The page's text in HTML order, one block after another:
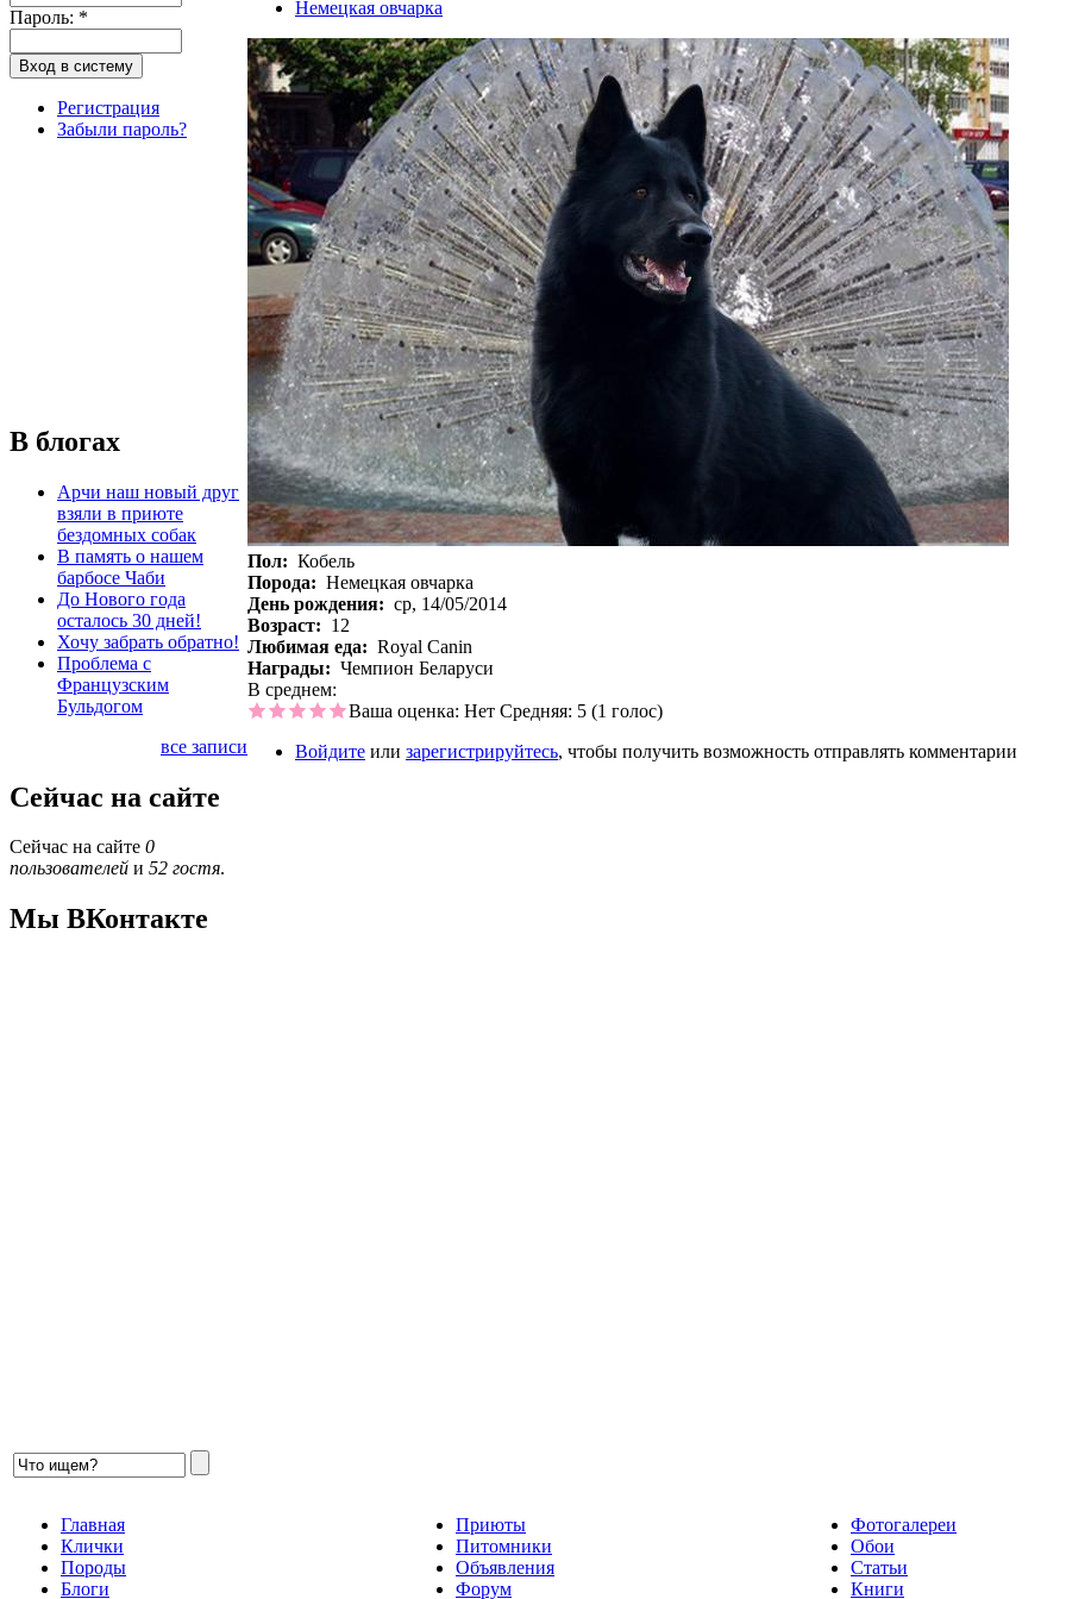
Пароль: *
Регистрация
Забыли пароль?
В блогах
Арчи наш новый друг
взяли в приюте
бездомных собак
В память о нашем
барбосе Чаби
До Нового года
осталось 30 дней!
Хочу забрать обратно!
Проблема с
Французским
Бульдогом
все записи
Сейчас на сайте
Сейчас на сайте 0
пользователей и 52 гостя.
Мы ВКонтакте
Немецкая овчарка
Пол: Кобель
Порода: Немецкая овчарка
День рождения: ср, 14/05/2014
Возраст: 12
Любимая еда: Royal Canin
Награды: Чемпион Беларуси
В среднем:
Ваша оценка: Нет Средняя: 5 (1 голос)
Войдите или зарегистрируйтесь, чтобы получить возможность отправлять комментарии
Главная
Клички
Породы
Блоги
Приюты
Питомники
Объявления
Форум
Фотогалереи
Обои
Статьи
Книги